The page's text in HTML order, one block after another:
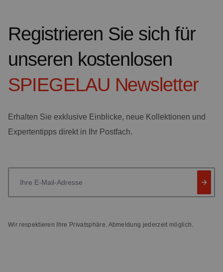
Registrieren Sie sich für
unseren kostenlosen
SPIEGELAU Newsletter
Erhalten Sie exklusive Einblicke, neue Kollektionen und
Expertentipps direkt in Ihr Postfach.
Wir respektieren Ihre Privatsphäre. Abmeldung jederzeit möglich.